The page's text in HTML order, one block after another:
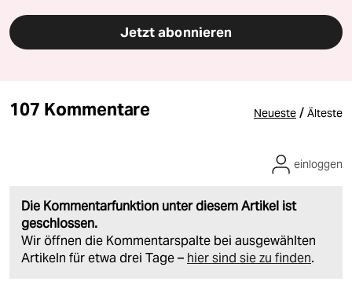
Jetzt abonnieren
107 Kommentare Neueste / Älteste
Die Kommentarfunktion unter diesem Artikel ist
geschlossen.
Wir öffnen die Kommentarspalte bei ausgewählten
Artikeln für etwa drei Tage – hier sind sie zu finden.
einloggen